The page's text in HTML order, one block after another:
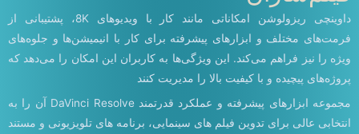
داوینچی ریزولوشن امکاناتی مانند کار با ویدیوهای 8K، پشتیبانی از
فرمت‌های مختلف و ابزارهای پیشرفته برای کار با انیمیشن‌ها و جلوه‌های
ویژه را نیز فراهم می‌کند. این ویژگی‌ها به کاربران این امکان را می‌دهد که
پروژه‌های پیچیده و با کیفیت بالا را مدیریت کنند
مجموعه ابزارهای پیشرفته و عملکرد قدرتمند DaVinci Resolve آن را به
انتخابی عالی برای تدوین فیلم های سینمایی، برنامه های تلویزیونی و مستند